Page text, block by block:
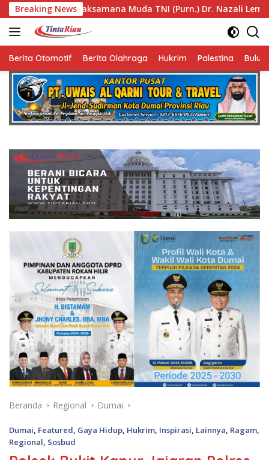
Langsung
ke
konten
Breaking News
Muda TNI (Purn.) Dr. Nazali Lempo Layak
Berita Otomotif Berita Olahraga Hukrim Palestina
Beranda Regional Dumai
Dumai Featured Gaya Hidup Hukrim Inspirasi Lainnya Ragam
Regional Sosbud